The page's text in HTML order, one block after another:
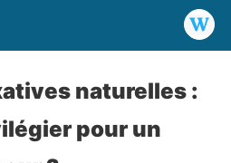
naturelles :
pour un